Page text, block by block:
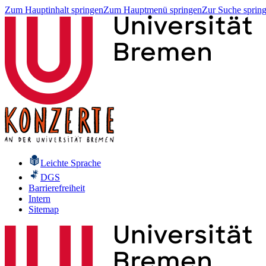
Zum Hauptinhalt springenZum Hauptmenü springenZur Suche
Leichte Sprache
DGS
Barrierefreiheit
Intern
Sitemap